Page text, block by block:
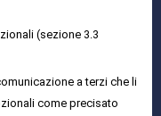
(sezione 3.3
a terzi che li
come precisato